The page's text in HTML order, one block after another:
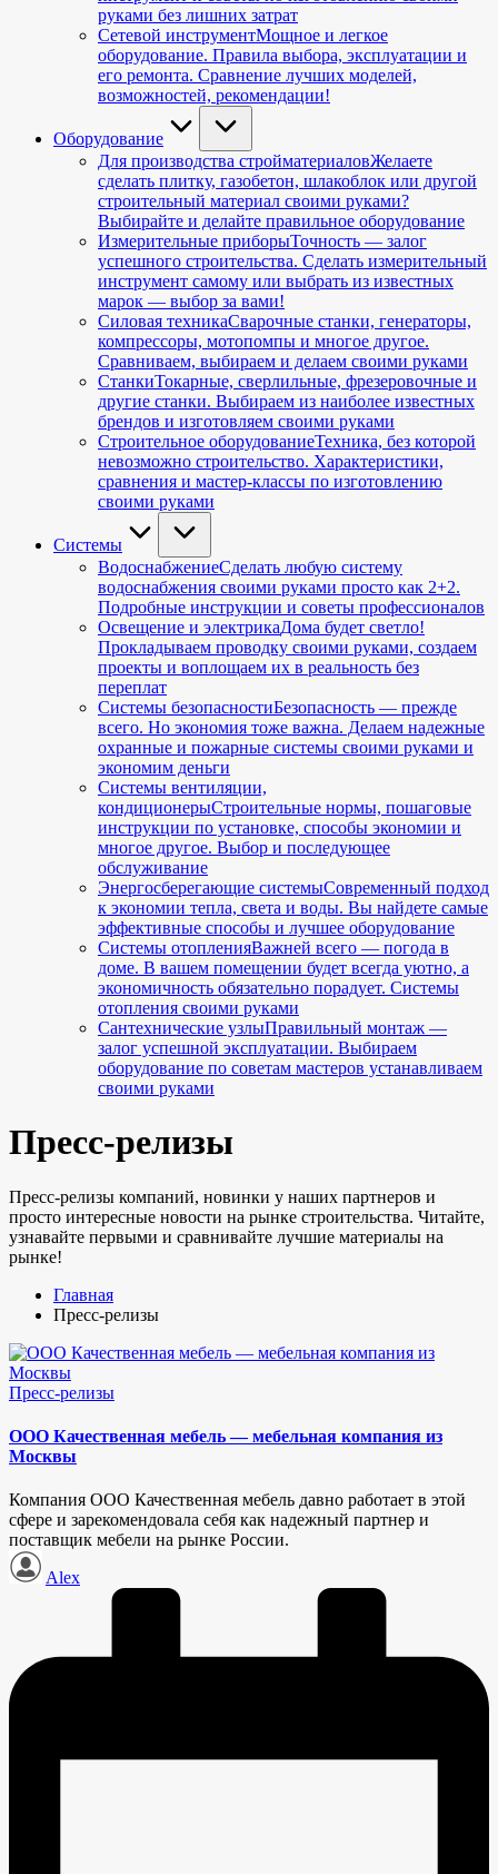
руками без лишних затрат
Сетевой инструментМощное и легкое
оборудование. Правила выбора, эксплуатации и
его ремонта. Сравнение лучших моделей,
возможностей, рекомендации!
Оборудование
Для производства стройматериаловЖелаете
сделать плитку, газобетон, шлакоблок или другой
строительный материал своими руками?
Выбирайте и делайте правильное оборудование
Измерительные приборыТочность — залог
успешного строительства. Сделать измерительный
инструмент самому или выбрать из известных
марок — выбор за вами!
Силовая техникаСварочные станки, генераторы,
компрессоры, мотопомпы и многое другое.
Сравниваем, выбираем и делаем своими руками
СтанкиТокарные, сверлильные, фрезеровочные и
другие станки. Выбираем из наиболее известных
брендов и изготовляем своими руками
Строительное оборудованиеТехника, без которой
невозможно строительство. Характеристики,
сравнения и мастер-классы по изготовлению
своими руками
Cистемы
ВодоснабжениеСделать любую систему
водоснабжения своими руками просто как 2+2.
Подробные инструкции и советы профессионалов
Освещение и электрикаДома будет светло!
Прокладываем проводку своими руками, создаем
проекты и воплощаем их в реальность без
переплат
Системы безопасностиБезопасность — прежде
всего. Но экономия тоже важна. Делаем надежные
охранные и пожарные системы своими руками и
экономим деньги
Системы вентиляции,
кондиционерыСтроительные нормы, пошаговые
инструкции по установке, способы экономии и
многое другое. Выбор и последующее
обслуживание
Энергосберегающие системыСовременный подход
к экономии тепла, света и воды. Вы найдете самые
эффективные способы и лучшее оборудование
Системы отопленияВажней всего — погода в
доме. В вашем помещении будет всегда уютно, а
экономичность обязательно порадует. Системы
отопления своими руками
Сантехнические узлыПравильный монтаж —
залог успешной эксплуатации. Выбираем
оборудование по советам мастеров устанавливаем
своими руками
Пресс-релизы
Пресс-релизы компаний, новинки у наших партнеров и
просто интересные новости на рынке строительства. Читайте,
узнавайте первыми и сравнивайте лучшие материалы на
рынке!
Главная
Пресс-релизы
Опубликовано
Пресс-релизы
ООО Качественная мебель — мебельная компания из
Москвы
Компания ООО Качественная мебель давно работает в этой
сфере и зарекомендовала себя как надежный партнер и
поставщик мебели на рынке России.
Запись
от
Alex